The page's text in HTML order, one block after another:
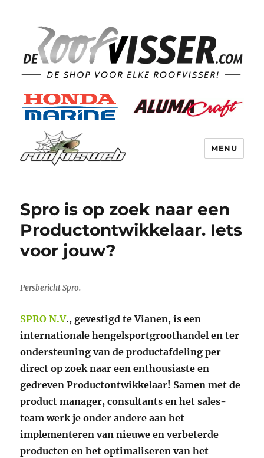
MENU
Spro is op zoek naar een
Productontwikkelaar. Iets
voor jouw?
Persbericht Spro.
SPRO N.V., gevestigd te Vianen, is een
internationale hengelsportgroothandel en ter
ondersteuning van de productafdeling per
direct op zoek naar een enthousiaste en
gedreven Productontwikkelaar! Samen met de
product manager, consultants en het sales-
team werk je onder andere aan het
implementeren van nieuwe en verbeterde
producten en het optimaliseren van het